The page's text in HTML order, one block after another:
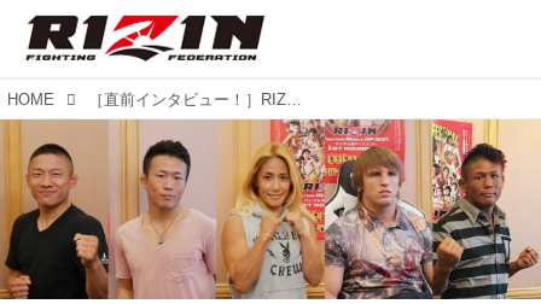
HOME ［直前インタビュー！］RIZIN FIGHTING WORLD GRAND-PRIX 2017 バンタム級トーナメント 1st ROUND -夏の陣- 全選手出場インタビュー Part.4《堀口、石橋、山本美憂、テオドラス、北岡》